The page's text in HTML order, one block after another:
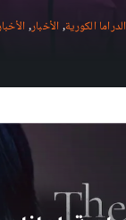
الكورية,الأخبار,